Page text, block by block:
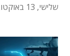
שלישי, 13 באוקטובר 2026